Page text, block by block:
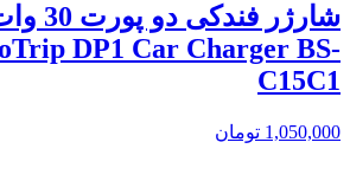
شارژر
DP1 Car Charger BS-
C15C1
1,050,000 تومان